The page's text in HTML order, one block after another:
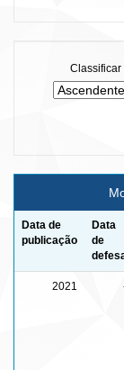
Classificar
Data de
publicação
Data
de
2021